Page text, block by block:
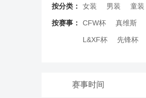
按分类： 女装 男装 童装
按赛事： CFW杯 真维斯
L&XF杯 先锋杯
赛事时间